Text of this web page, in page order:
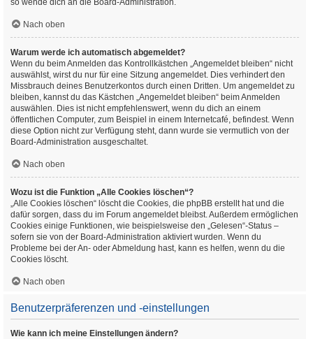
so wende dich an die Board-Administration.
Nach oben
Warum werde ich automatisch abgemeldet?
Wenn du beim Anmelden das Kontrollkästchen „Angemeldet bleiben“ nicht
auswählst, wirst du nur für eine Sitzung angemeldet. Dies verhindert den
Missbrauch deines Benutzerkontos durch einen Dritten. Um angemeldet zu
bleiben, kannst du das Kästchen „Angemeldet bleiben“ beim Anmelden
auswählen. Dies ist nicht empfehlenswert, wenn du dich an einem
öffentlichen Computer, zum Beispiel in einem Internetcafé, befindest. Wenn
diese Option nicht zur Verfügung steht, dann wurde sie vermutlich von der
Board-Administration ausgeschaltet.
Nach oben
Wozu ist die Funktion „Alle Cookies löschen“?
„Alle Cookies löschen“ löscht die Cookies, die phpBB erstellt hat und die
dafür sorgen, dass du im Forum angemeldet bleibst. Außerdem ermöglichen
Cookies einige Funktionen, wie beispielsweise den „Gelesen“-Status –
sofern sie von der Board-Administration aktiviert wurden. Wenn du
Probleme bei der An- oder Abmeldung hast, kann es helfen, wenn du die
Cookies löscht.
Nach oben
Benutzerpräferenzen und -einstellungen
Wie kann ich meine Einstellungen ändern?